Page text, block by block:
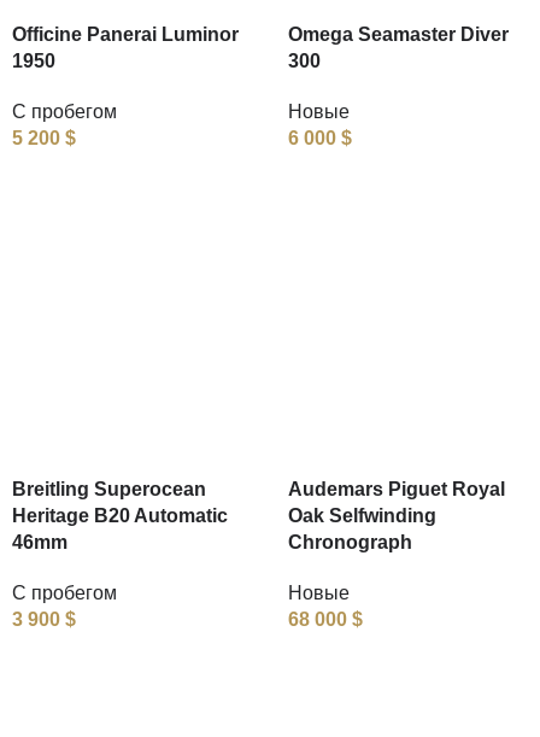
Officine Panerai Luminor
1950
С пробегом
5 200 $
Omega Seamaster Diver
300
Новые
6 000 $
Breitling Superocean
Heritage B20 Automatic
46mm
С пробегом
3 900 $
Audemars Piguet Royal
Oak Selfwinding
Chronograph
Новые
68 000 $